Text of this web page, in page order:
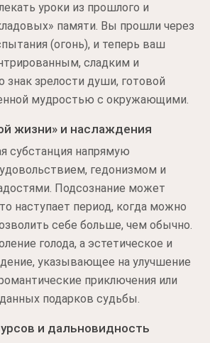
уроки из прошлого и
памяти. Вы прошли через
(огонь), и теперь ваш
сладким и
знак зрелости души, готовой
мудростью с окружающими.
жизни» и наслаждения
субстанция напрямую
гедонизмом и
Подсознание может
наступает период, когда можно
себе больше, чем обычно.
голода, а эстетическое и
указывающее на улучшение
приключения или
подарков судьбы.
и дальновидность